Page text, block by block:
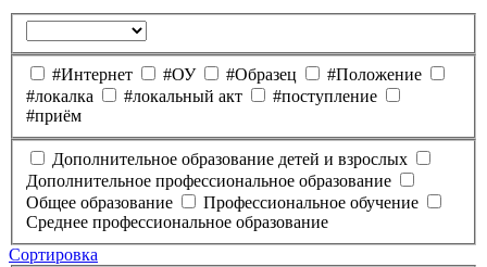
#Интернет #ОУ #Образец
#Положение
#локалка
#локальный акт
#поступление
#приём
Дополнительное образование детей и взрослых
Дополнительное профессиональное образование
Общее образование
Профессиональное обучение
Среднее профессиональное образование
Сортировка